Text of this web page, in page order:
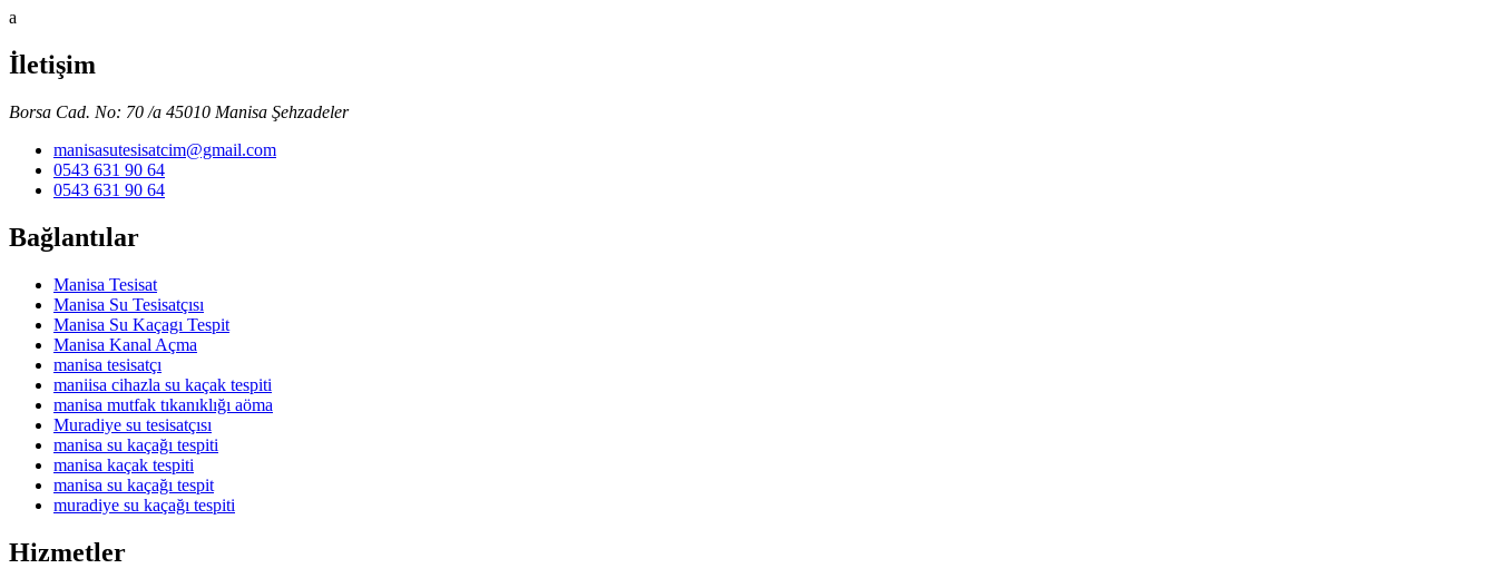
a
İletişim
Borsa Cad. No: 70 /a 45010 Manisa Şehzadeler
manisasutesisatcim@gmail.com
0543 631 90 64
0543 631 90 64
Bağlantılar
Manisa Tesisat
Manisa Su Tesisatçısı
Manisa Su Kaçagı Tespit
Manisa Kanal Açma
manisa tesisatçı
maniisa cihazla su kaçak tespiti
manisa mutfak tıkanıklığı aöma
Muradiye su tesisatçısı
manisa su kaçağı tespiti
manisa kaçak tespiti
manisa su kaçağı tespit
muradiye su kaçağı tespiti
Hizmetler